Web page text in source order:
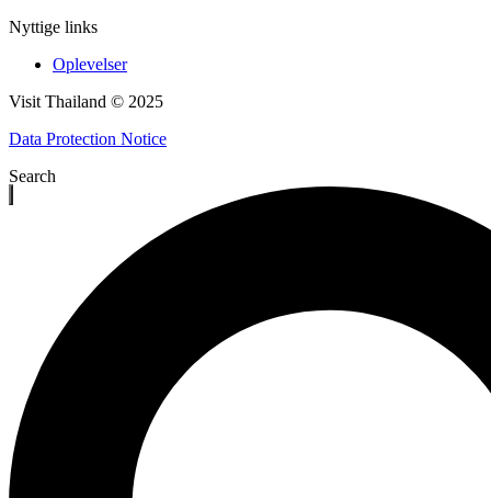
Nyttige links
Oplevelser
Visit Thailand © 2025
Data Protection Notice
Search